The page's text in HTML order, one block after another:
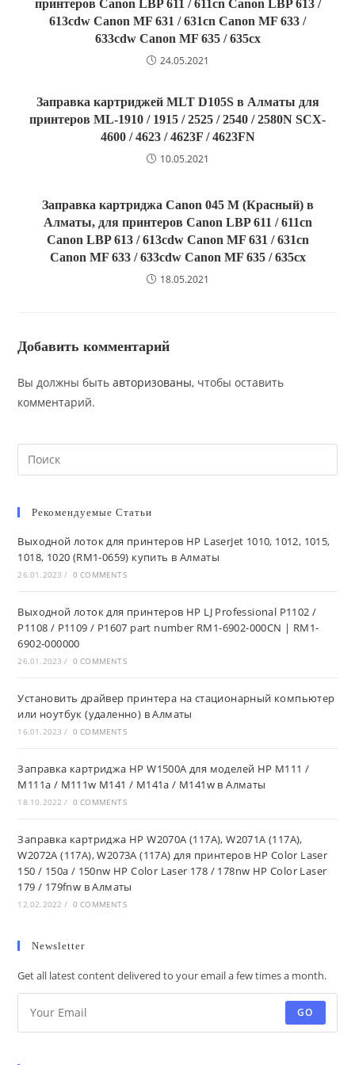
принтеров Canon LBP 611 / 611cn Canon LBP 613 /
613cdw Canon MF 631 / 631cn Canon MF 633 /
633cdw Canon MF 635 / 635cx
24.05.2021
Заправка картриджей MLT D105S в Алматы для
принтеров ML-1910 / 1915 / 2525 / 2540 / 2580N SCX-
4600 / 4623 / 4623F / 4623FN
10.05.2021
Заправка картриджа Canon 045 M (Красный) в
Алматы, для принтеров Canon LBP 611 / 611cn
Canon LBP 613 / 613cdw Canon MF 631 / 631cn
Canon MF 633 / 633cdw Canon MF 635 / 635cx
18.05.2021
Добавить комментарий
Вы должны бытьавторизованы, чтобы оставить
комментарий.
Search
this
Рекомендуемые Статьи
Выходной лоток для принтеров HP LaserJet 1010, 1012, 1015,
1018, 1020 (RM1-0659) купить в Алматы
26.01.2023 / 0 COMMENTS
Выходной лоток для принтеров HP LJ Professional P1102 /
P1108 / P1109 / P1607 part number RM1-6902-000CN | RM1-
6902-000000
26.01.2023 / 0 COMMENTS
Установить драйвер принтера на стационарный компьютер
или ноутбук (удаленно) в Алматы
16.01.2023 / 0 COMMENTS
Заправка картриджа HP W1500A для моделей HP M111 /
M111a / M111w M141 / M141a / M141w в Алматы
18.10.2022 / 0 COMMENTS
Заправка картриджа HP W2070A (117A), W2071A (117A),
W2072A (117A), W2073A (117A) для принтеров HP Color Laser
150 / 150a / 150nw HP Color Laser 178 / 178nw HP Color Laser
179 / 179fnw в Алматы
12.02.2022 / 0 COMMENTS
Newsletter
Get all latest content delivered to your email a few times a month.
GO